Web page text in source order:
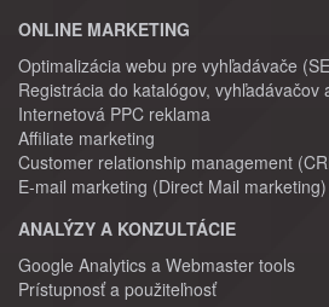
ONLINE MARKETING
Optimalizácia webu pre vyhľadávače
Registrácia do katalógov, vyhľadávačov
Internetová PPC reklama
Affiliate marketing
Customer relationship management
E-mail marketing (Direct Mail marketing)
ANALÝZY A KONZULTÁCIE
Google Analytics a Webmaster tools
Prístupnosť a použiteľnosť